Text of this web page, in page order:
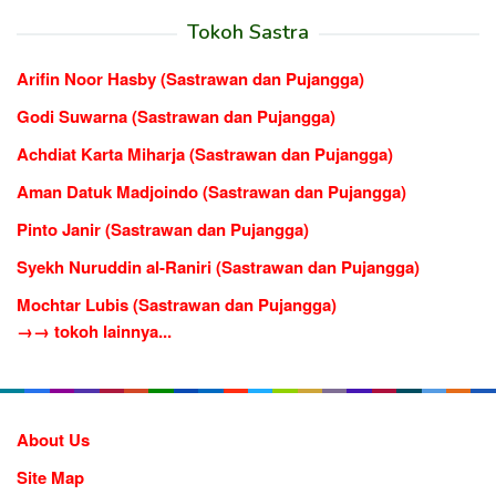
Tokoh Sastra
Arifin Noor Hasby (Sastrawan dan Pujangga)
Godi Suwarna (Sastrawan dan Pujangga)
Achdiat Karta Miharja (Sastrawan dan Pujangga)
Aman Datuk Madjoindo (Sastrawan dan Pujangga)
Pinto Janir (Sastrawan dan Pujangga)
Syekh Nuruddin al-Raniri (Sastrawan dan Pujangga)
Mochtar Lubis (Sastrawan dan Pujangga)
→→ tokoh lainnya...
About Us
Site Map